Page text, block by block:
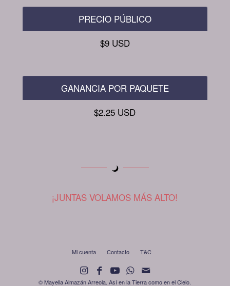
PRECIO PÚBLICO
$9 USD
GANANCIA POR PAQUETE
$2.25 USD
¡JUNTAS VOLAMOS MÁS ALTO!
© Mayella Almazán Arreola. Así en la Tierra como en el Cielo.
Mi cuenta Contacto T&C